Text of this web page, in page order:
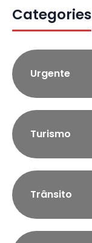
Categories
Urgente
Turismo
Trânsito